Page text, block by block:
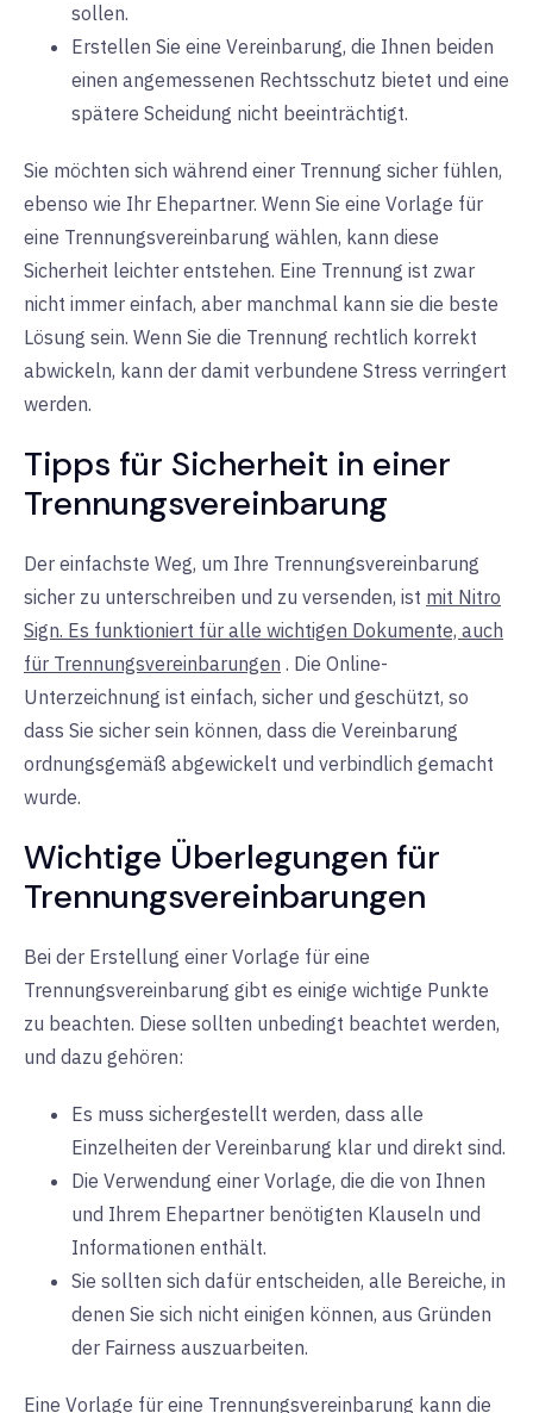
sollen.
Erstellen Sie eine Vereinbarung, die Ihnen beiden
einen angemessenen Rechtsschutz bietet und eine
spätere Scheidung nicht beeinträchtigt.
Sie möchten sich während einer Trennung sicher fühlen,
ebenso wie Ihr Ehepartner. Wenn Sie eine Vorlage für
eine Trennungsvereinbarung wählen, kann diese
Sicherheit leichter entstehen. Eine Trennung ist zwar
nicht immer einfach, aber manchmal kann sie die beste
Lösung sein. Wenn Sie die Trennung rechtlich korrekt
abwickeln, kann der damit verbundene Stress verringert
werden.
Tipps für Sicherheit in einer
Trennungsvereinbarung
Der einfachste Weg, um Ihre Trennungsvereinbarung
sicher zu unterschreiben und zu versenden, ist mit Nitro
Sign. Es funktioniert für alle wichtigen Dokumente, auch
für Trennungsvereinbarungen . Die Online-
Unterzeichnung ist einfach, sicher und geschützt, so
dass Sie sicher sein können, dass die Vereinbarung
ordnungsgemäß abgewickelt und verbindlich gemacht
wurde.
Wichtige Überlegungen für
Trennungsvereinbarungen
Bei der Erstellung einer Vorlage für eine
Trennungsvereinbarung gibt es einige wichtige Punkte
zu beachten. Diese sollten unbedingt beachtet werden,
und dazu gehören:
Es muss sichergestellt werden, dass alle
Einzelheiten der Vereinbarung klar und direkt sind.
Die Verwendung einer Vorlage, die die von Ihnen
und Ihrem Ehepartner benötigten Klauseln und
Informationen enthält.
Sie sollten sich dafür entscheiden, alle Bereiche, in
denen Sie sich nicht einigen können, aus Gründen
der Fairness auszuarbeiten.
Eine Vorlage für eine Trennungsvereinbarung kann die